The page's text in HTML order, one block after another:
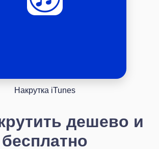
Накрутка iTunes
дешево и
бесплатно